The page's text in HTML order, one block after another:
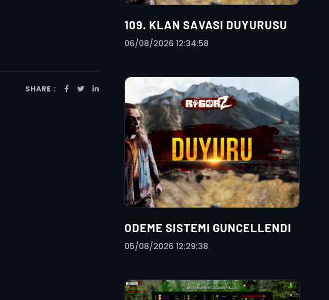
SHARE :
109. KLAN SAVASI DUYURUSU
06/08/2026 12:34:58
ODEME SISTEMI GUNCELLENDI
05/08/2026 12:29:38